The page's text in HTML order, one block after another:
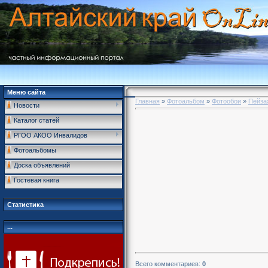
Меню сайта
Новости
Каталог статей
РГОО АКОО Инвалидов
Фотоальбомы
Доска объявлений
Гостевая книга
Статистика
...
Главная » Фотоальбом » Фотообои »
Всего комментариев: 0